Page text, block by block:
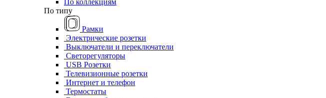
По коллекциям
По типу
Рамки
Электрические розетки
Выключатели и переключатели
Светорегуляторы
USB Розетки
Телевизионные розетки
Интернет и телефон
Термостаты